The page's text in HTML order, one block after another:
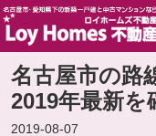
名古屋市の路
2019年最新を
2019-08-07